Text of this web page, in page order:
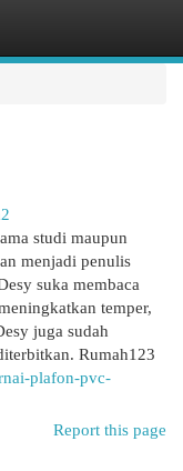
studi maupun
menjadi penulis
suka membaca
temper,
juga sudah
Rumah123
plafon-pvc-
Report this page